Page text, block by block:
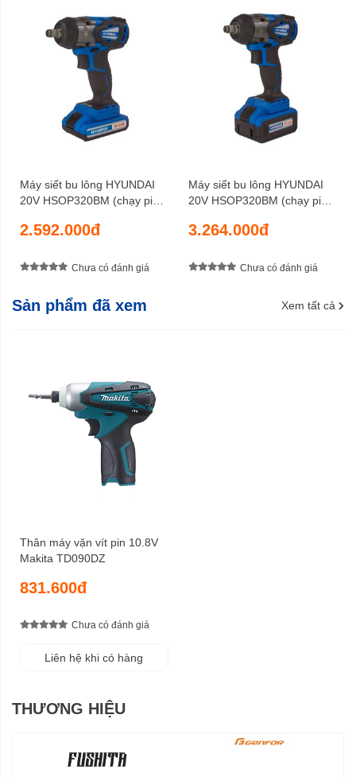
Máy siết bu lông HYUNDAI
20V HSOP320BM (chạy pin
2.592.000đ
Chưa có đánh giá
Máy siết bu lông HYUNDAI
20V HSOP320BM (chạy pin
3.264.000đ
Chưa có đánh giá
Sản phẩm đã xem Xem tất cả
Thân máy vặn vít pin 10.8V
Makita TD090DZ
831.600đ
Chưa có đánh giá
Liên hệ khi có hàng
THƯƠNG HIỆU